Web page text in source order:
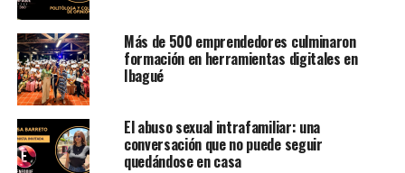
Más de 500 emprendedores culminaron
formación en herramientas digitales en
Ibagué
El abuso sexual intrafamiliar: una
conversación que no puede seguir
quedándose en casa